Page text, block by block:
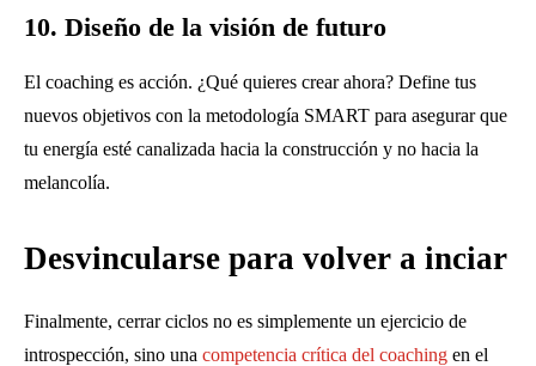
10. Diseño de la visión de futuro
El coaching es acción. ¿Qué quieres crear ahora? Define tus
nuevos objetivos con la metodología SMART para asegurar que
tu energía esté canalizada hacia la construcción y no hacia la
melancolía.
Desvincularse para volver a inciar
Finalmente, cerrar ciclos no es simplemente un ejercicio de
introspección, sino una competencia crítica del coaching en el